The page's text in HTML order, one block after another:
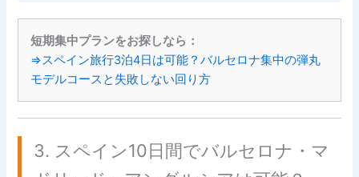
短期集中プランをお探しなら：
⇒スペイン旅行3泊4日は可能？バルセロナ集中の弾丸
モデルコースと失敗しない回り方
3. スペイン10日間でバルセロナ・マ